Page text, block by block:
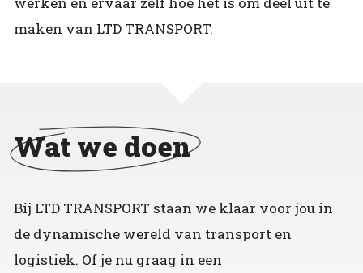
maken van LTD TRANSPORT.
Wat we doen
Bij LTD TRANSPORT staan we klaar voor jou in
de dynamische wereld van transport en
logistiek. Of je nu graag in een